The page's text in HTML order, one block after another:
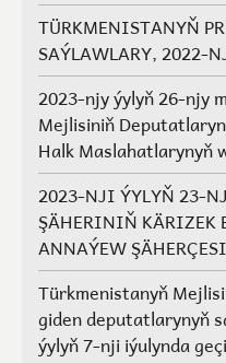
TÜRKMENISTANYŇ
SAÝLAWLARY, 2022-
2023-njy ýylyň 26-njy
Mejlisiniň
Halk Maslahatlarynyň
saýlawlary
2023-NJI ÝYLYŇ 23-
ŞÄHERINIŇ KÄRIZEK
ANNAÝEW
AGZALARYNYŇ
Türkmenistanyň
giden deputatlarynyň
ýylyň 7-nji iýulynda